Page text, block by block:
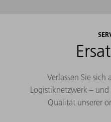
Verlassen Sie
Logistiknetzwerk –
Qualität unserer